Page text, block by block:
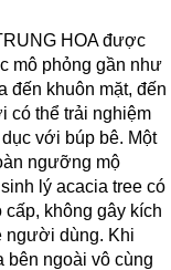
HOA được
mô phỏng gần như
đến khuôn mặt, đến
có thể trải nghiệm
với búp bê. Một
ngưỡng mộ
lý acacia tree có
không gây kích
người dùng. Khi
bên ngoài vô cùng